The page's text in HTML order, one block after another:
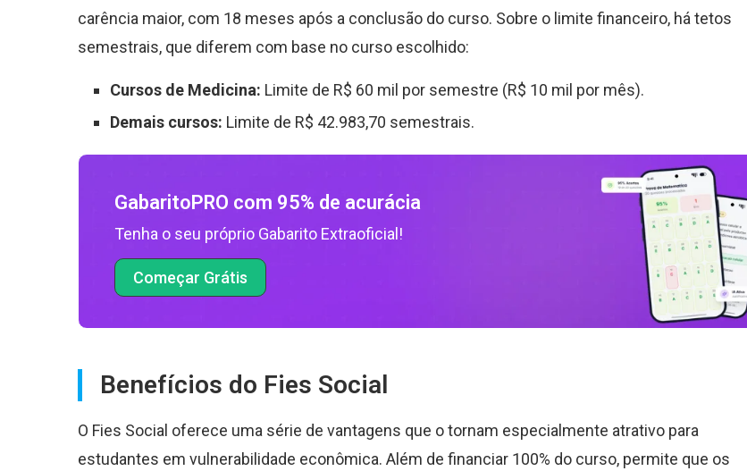
carência maior, com 18 meses após a conclusão do curso. Sobre o limite financeiro, há tetos
semestrais, que diferem com base no curso escolhido:
Cursos de Medicina: Limite de R$ 60 mil por semestre (R$ 10 mil por mês).
Demais cursos: Limite de R$ 42.983,70 semestrais.
GabaritoPRO com 95% de acurácia
Tenha o seu próprio Gabarito Extraoficial!
Começar Grátis
Benefícios do Fies Social
O Fies Social oferece uma série de vantagens que o tornam especialmente atrativo para
estudantes em vulnerabilidade econômica. Além de financiar 100% do curso, permite que os